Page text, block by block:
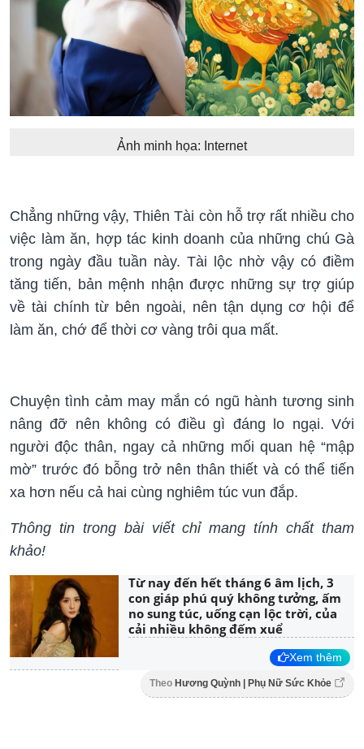
Ảnh minh họa: Internet
Chẳng những vậy, Thiên Tài còn hỗ trợ rất nhiều cho
việc làm ăn, hợp tác kinh doanh của những chú Gà
trong ngày đầu tuần này. Tài lộc nhờ vậy có điềm
tăng tiến, bản mệnh nhận được những sự trợ giúp
về tài chính từ bên ngoài, nên tận dụng cơ hội để
làm ăn, chớ để thời cơ vàng trôi qua mất.
Chuyện tình cảm may mắn có ngũ hành tương sinh
nâng đỡ nên không có điều gì đáng lo ngại. Với
người độc thân, ngay cả những mối quan hệ “mập
mờ” trước đó bỗng trở nên thân thiết và có thể tiến
xa hơn nếu cả hai cùng nghiêm túc vun đắp.
Thông tin trong bài viết chỉ mang tính chất tham
khảo!
Từ nay đến hết tháng 6 âm lịch, 3
con giáp phú quý không tưởng, ấm
no sung túc, uống cạn lộc trời, của
cải nhiều không đếm xuể
Xem thêm
Theo Hương Quỳnh | Phụ Nữ Sức Khỏe